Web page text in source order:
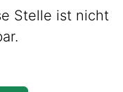
Stelle ist nicht